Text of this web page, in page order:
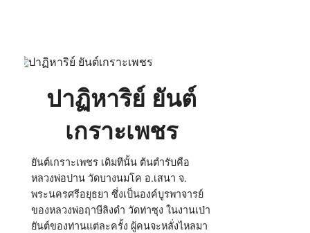
ปาฏิหาริย์ ยันต์
เกราะเพชร
ยันต์เกราะเพชร เดิมทีนั้น ต้นตำรับคือ
หลวงพ่อปาน วัดบางนมโค อ.เสนา จ.
พระนครศรีอยุธยา ซึ่งเป็นองค์บูรพาจารย์
ของหลวงพ่อฤาษีลิงดำ วัดท่าซุง ในงานเป่า
ยันต์ของท่านแต่ละครั้ง ผู้คนจะหลั่งไหลมา